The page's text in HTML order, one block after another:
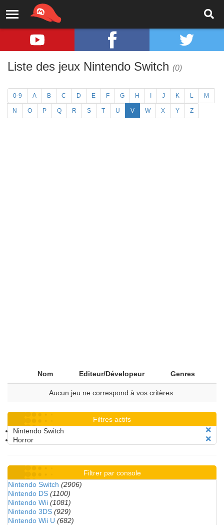
Liste des jeux Nintendo Switch (0)
0-9 A B C D E F G H J K L M
N O P Q R S T U V W X Y Z
Nom Editeur/Dévelopeur Genres
Aucun jeu ne correspond à vos critères.
Filtres actifs
Nintendo Switch
Horror
Filtrer par console
Nintendo Switch (2906)
Nintendo DS (1100)
Nintendo Wii (1081)
Nintendo 3DS (929)
Nintendo Wii U (682)